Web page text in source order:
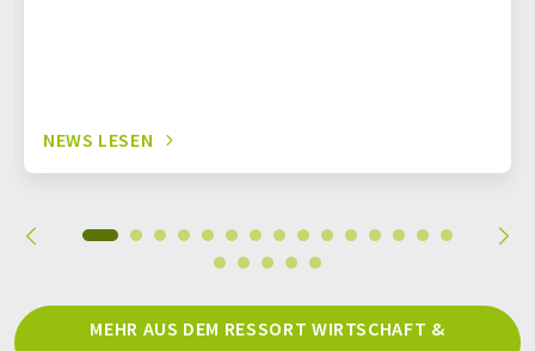
NEWS LESEN
MEHR AUS DEM RESSORT WIRTSCHAFT &